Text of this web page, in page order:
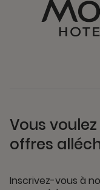
Vous
offres
Inscrivez-vous à